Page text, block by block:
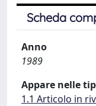
Scheda
Anno
1989
Appare nelle
1.1 Articolo in